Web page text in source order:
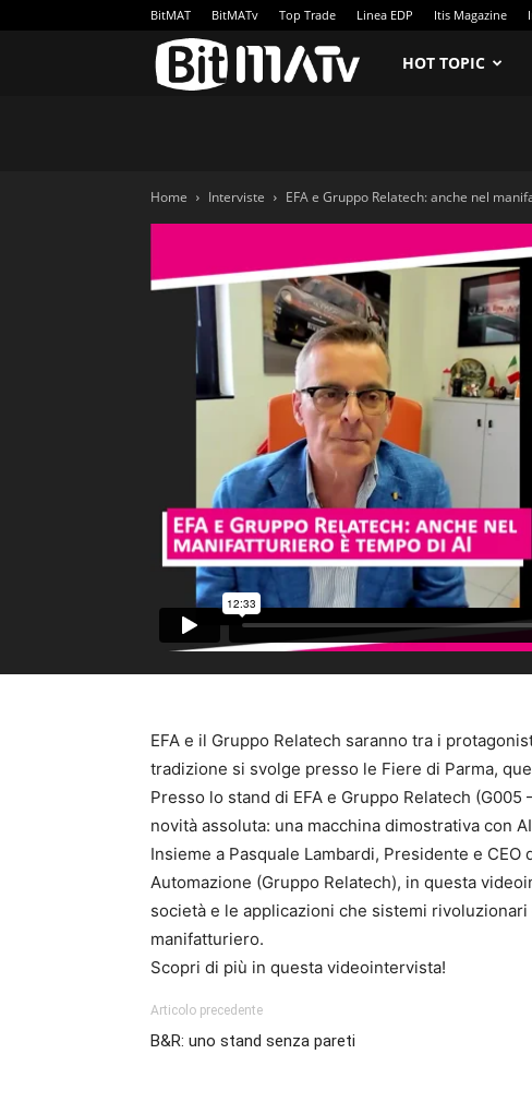
BitMAT BitMATv Top Trade Linea EDP Itis Magazine
BitMATv
HOT TOPIC
Home Interviste EFA e Gruppo Relatech: anche nel
EFA e il Gruppo Relatech saranno tra i
tradizione si svolge presso le Fiere di Parma,
Presso lo stand di EFA e Gruppo Relatech
novità assoluta: una macchina dimostrativa con
Insieme a Pasquale Lambardi, Presidente e
Automazione (Gruppo Relatech), in questa
società e le applicazioni che sistemi
manifatturiero.
Scopri di più in questa videointervista!
Articolo precedente
B&R: uno stand senza pareti